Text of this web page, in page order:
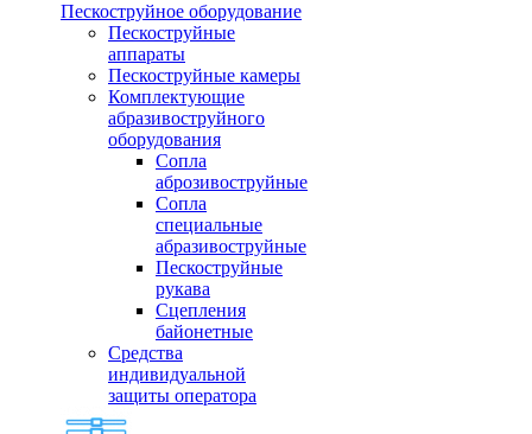
Пескоструйное оборудование
Пескоструйные
аппараты
Пескоструйные камеры
Комплектующие
абразивоструйного
оборудования
Сопла
аброзивоструйные
Сопла
специальные
абразивоструйные
Пескоструйные
рукава
Сцепления
байонетные
Средства
индивидуальной
защиты оператора